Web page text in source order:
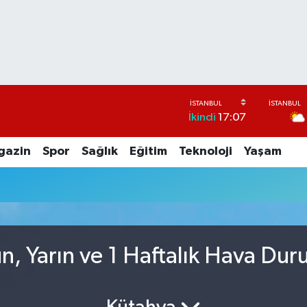
İkindi 17:07
Spor Sağlık Eğitim Teknoloji Yaşam
Yarın ve 1 Haftalık Hava